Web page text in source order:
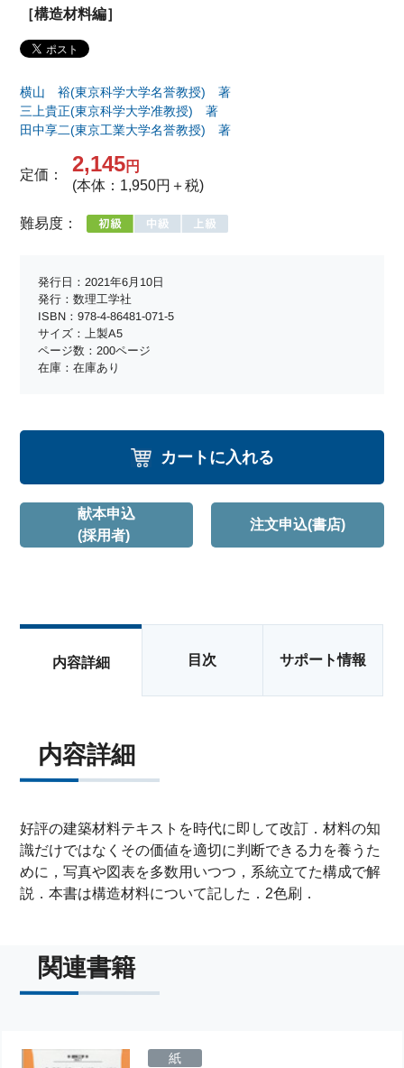
［構造材料編］
横山 裕(東京科学大学名誉教授) 著
三上貴正(東京科学大学准教授) 著
田中享二(東京工業大学名誉教授) 著
定価： 2,145円
(本体：1,950円＋税)
難易度：
発行日：2021年6月10日
発行：数理工学社
ISBN：978-4-86481-071-5
サイズ：上製A5
ページ数：200ページ
在庫：在庫あり
カートに入れる
献本申込
(採用者)
注文申込(書店)
内容詳細 目次 サポート情報
内容詳細
好評の建築材料テキストを時代に即して改訂．材料の知
識だけではなくその価値を適切に判断できる力を養うた
めに，写真や図表を多数用いつつ，系統立てた構成で解
説．本書は構造材料について記した．2色刷．
関連書籍
紙